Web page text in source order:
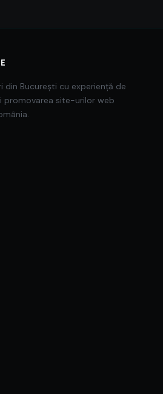
din București cu experiență de
promovarea site-urilor web